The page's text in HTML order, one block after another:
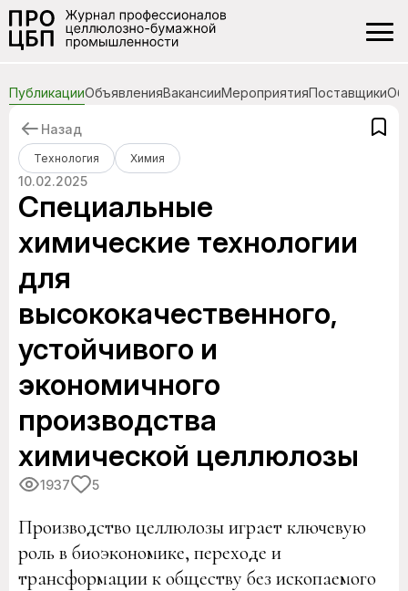
ПубликацииОбъявленияВакансииМероприятияПоставщики
Технология Химия
Назад
10.02.2025
Специальные
химические технологии
для
высококачественного,
устойчивого и
экономичного
производства
химической целлюлозы
1937 5
Производство целлюлозы играет ключевую
роль в биоэкономике, переходе и
трансформации к обществу без ископаемого